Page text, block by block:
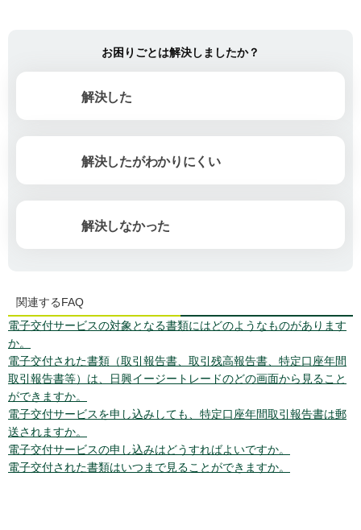
お困りごとは解決しましたか？
解決した
解決したがわかりにくい
解決しなかった
関連するFAQ
電子交付サービスの対象となる書類にはどのようなものがあります
か。
電子交付された書類（取引報告書、取引残高報告書、特定口座年間
取引報告書等）は、日興イージートレードのどの画面から見ること
ができますか。
電子交付サービスを申し込みしても、特定口座年間取引報告書は郵
送されますか。
電子交付サービスの申し込みはどうすればよいですか。
電子交付された書類はいつまで見ることができますか。